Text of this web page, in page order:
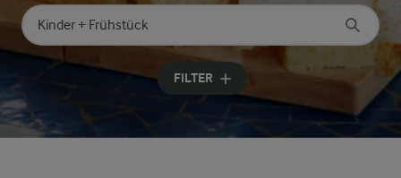
Nach Kategorie suchen
Geben Sie Suchbegriffe ein
FILTER